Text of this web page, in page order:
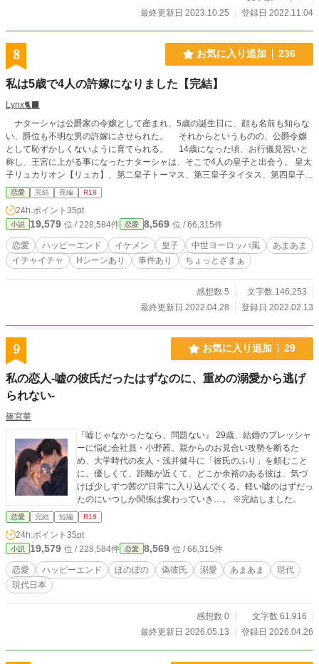
最終更新日 2023.10.25
登録日 2022.11.04
8 お気に入り追加 236
私は5歳で4人の許嫁になりました【完結】
Lynx🐈‍⬛
ナターシャは公爵家の令嬢として産まれ、5歳の誕生日に、顔も名前も知らな
い、爵位も不明な男の許嫁にさせられた。 それからというものの、公爵令嬢
として恥ずかしくないように育てられる。 14歳になった頃、お行儀見習いと
称し、王宮に上がる事になったナターシャは、そこで4人の皇子と出会う。 皇太
子リュカリオン【リュカ】、第二皇子トーマス、第三皇子タイタス、第四皇子コ
リン。 この4人の誰かと結婚をする事になったナターシャは誰と結婚するの
か………。 ※Hシーンは終盤しかありません。 ※この話は4部作で予定していま
す。 【私が欲しいのはこの皇子】 【誰が叔父様の側室になんてなるもんか！】
【放浪の花嫁】 本編は99話迄です。 番外編1話アリ。 ※全ての話を公開後、
【私を奪いに来るんじゃない！】を一気公開する予定です。
恋愛 完結 長編 R18
24h.ポイント 35pt
小説 19,579 位 / 228,584件 恋愛 8,569 位 / 66,315件
恋愛 ハッピーエンド イケメン 皇子 中世ヨーロッパ風
あまあま
イチャイチャ
Hシーンあり 事件あり ちょっとざまぁ
感想数 5
文字数 146,253
最終更新日 2022.04.28
登録日 2022.02.13
9 お気に入り追加 29
私の恋人-嘘の彼氏だったはずなのに、重めの溺愛から逃げ
られない-
篠宮華
『嘘じゃなかったなら、問題ない』 29歳、結婚のプレッシャ
ーに悩む会社員・小野茜。親からのお見合い攻勢を断るた
め、大学時代の友人・浅井健斗に「彼氏のふり」を頼むこと
に。優しくて、距離が近くて、どこか余裕のある彼は、気づ
けば少しずつ茜の“日常”に入り込んでくる。軽い嘘のはずだっ
たのにいつしか関係は変わっていき…。 ※完結しました。
恋愛 完結 短編 R18
24h.ポイント 35pt
小説 19,579 位 / 228,584件 恋愛 8,569 位 / 66,315件
恋愛 ハッピーエンド ほのぼの 偽彼氏 溺愛 あまあま
現代
現代日本
感想数 0
文字数 61,916
最終更新日 2026.05.13
登録日 2026.04.26